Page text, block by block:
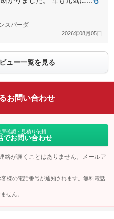
スパーダ
2026年08月05日
ュー一覧を見る
お問い合わせ
庫確認・見積り依頼
でお問い合わせ
絡が届くことはありません。メールア
様の電話番号が通知されます。無料電話
せん。